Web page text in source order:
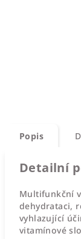
Popis
Detailní
Multifunkční
dehydrataci,
vyhlazující
vitamínové